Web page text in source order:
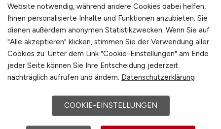
Beliebte Arbeitgeber in Pasewalk, die attraktive
Jobangebote bieten:Sparkasse Uecker-Randow,
Leuchten GmbH, MB Pasewalk GmbH, Bahrmann
GmbH, REMOS AG, Schwenk Beton Nordost
GmbH
Einfach online aktuelle Stellenangebote inPasewalk
unserem Stellenmarkt über Jobangebote und
Karriereperspektiven in
Website notwendig, während andere Cookies dabei helfen,
Ihnen personalisierte Inhalte und Funktionen anzubieten. Sie
dienen außerdem anonymen Statistikzwecken. Wenn Sie auf
"Alle akzeptieren" klicken, stimmen Sie der Verwendung aller
Cookies zu. Unter dem Link "Cookie-Einstellungen" am Ende
jeder Seite können Sie Ihre Entscheidung jederzeit
nachträglich aufrufen und ändern. Datenschutzerklärung
COOKIE-EINSTELLUNGEN